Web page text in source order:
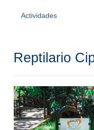
Actividades
Reptilario